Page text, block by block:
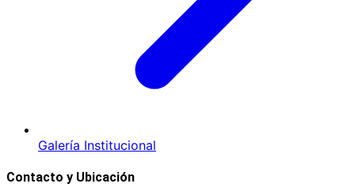
Galería Institucional
Contacto y Ubicación